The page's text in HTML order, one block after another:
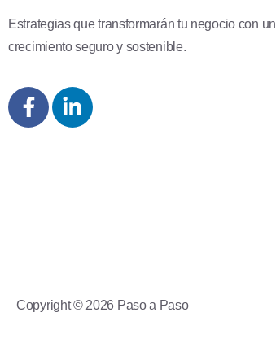
Estrategias que transformarán tu negocio con un
crecimiento seguro y sostenible.
Copyright © 2026 Paso a Paso